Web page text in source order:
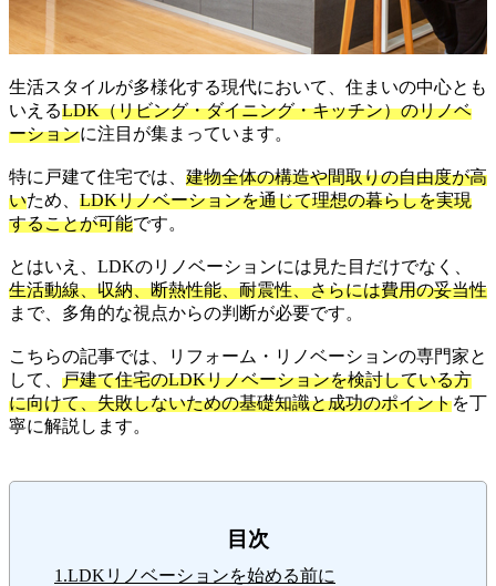
生活スタイルが多様化する現代において、住まいの中心とも
いえるLDK（リビング・ダイニング・キッチン）のリノベ
ーションに注目が集まっています。
特に戸建て住宅では、 建物全体の構造や間取りの自由度が高
いため、 LDKリノベーションを通じて理想の暮らしを実現
することが可能です。
とはいえ、LDKのリノベーションには見た目だけでなく、
生活動線、収納、断熱性能、耐震性、さらには費用の妥当性
まで、多角的な視点からの判断が必要です。
こちらの記事では、リフォーム・リノベーションの専門家と
して、 戸建て住宅のLDKリノベーションを検討している方
に向けて、失敗しないための基礎知識と成功のポイントを丁
寧に解説します。
目次
1.LDKリノベーションを始める前に